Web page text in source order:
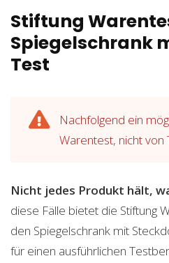
Stiftung
Spiegelschrank
Test
Nachfolgend ein
Warentest, nicht
Nicht jedes Produkt hält,
diese Fälle bietet die Stiftung
den Spiegelschrank mit
für einen ausführlichen